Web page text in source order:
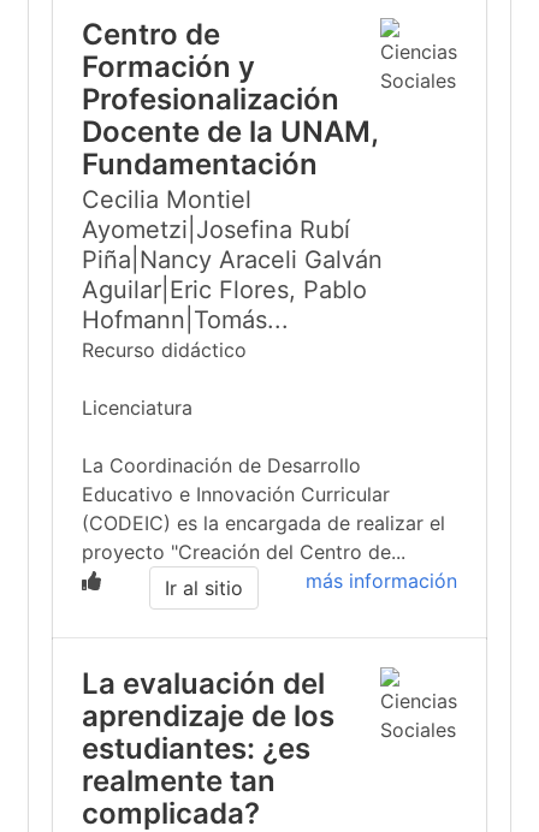
Centro de
Formación y
Profesionalización
Docente de la UNAM,
Fundamentación
Cecilia Montiel
Ayometzi|Josefina Rubí
Piña|Nancy Araceli Galván
Aguilar|Eric Flores, Pablo
Hofmann|Tomás...
Recurso didáctico
Licenciatura
La Coordinación de Desarrollo
Educativo e Innovación Curricular
(CODEIC) es la encargada de realizar el
proyecto "Creación del Centro de...
más información
Ir al sitio
La evaluación del
aprendizaje de los
estudiantes: ¿es
realmente tan
complicada?